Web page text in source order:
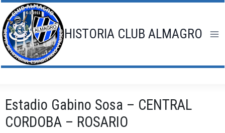
Saltar
al
contenido
HISTORIA CLUB ALMAGRO
Estadio Gabino Sosa – CENTRAL
CORDOBA – ROSARIO